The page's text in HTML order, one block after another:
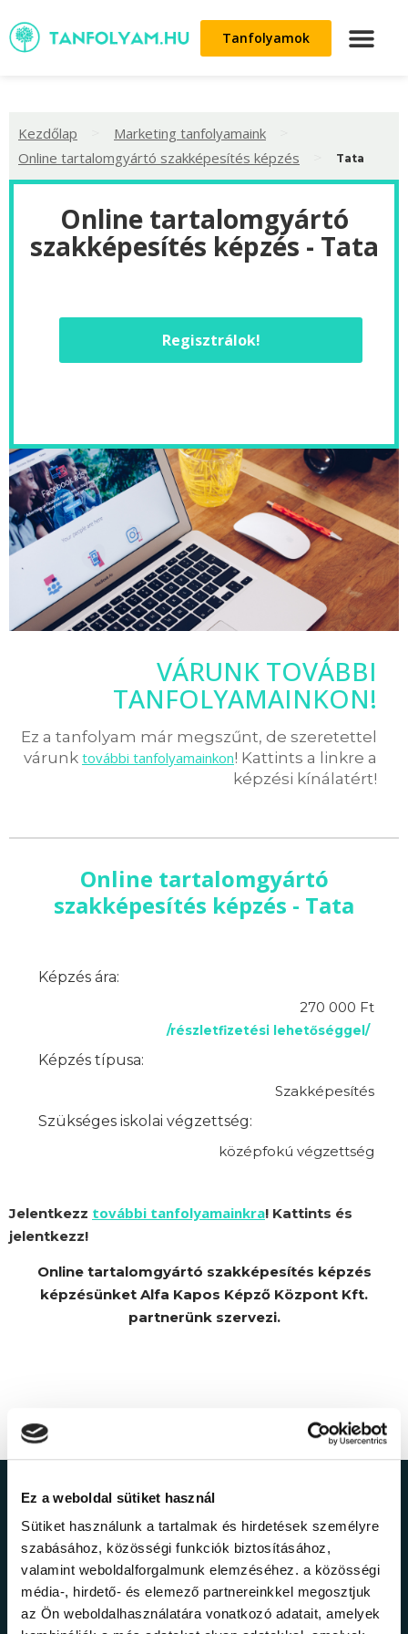
Ez a weboldal sütiket használ
Sütiket használunk a tartalmak és hirdetések személyre
szabásához, közösségi funkciók biztosításához,
valamint weboldalforgalmunk elemzéséhez. a közösségi
média-, hirdető- és elemező partnereinkkel megosztjuk
az Ön weboldalhasználatára vonatkozó adatait, amelyek
Tanfolyamok
Kezdőlap Marketing tanfolyamaink
Online tartalomgyártó szakképesítés képzés Tata
Online tartalomgyártó
szakképesítés képzés - Tata
Regisztrálok!
VÁRUNK TOVÁBBI
TANFOLYAMAINKON!
Ez a tanfolyam már megszűnt, de szeretettel
várunk további tanfolyamainkon! Kattints a linkre a
képzési kínálatért!
Online tartalomgyártó
szakképesítés képzés - Tata
Képzés ára:
270 000 Ft
/részletfizetési lehetőséggel/
Képzés típusa:
Szakképesítés
Szükséges iskolai végzettség:
középfokú végzettség
Jelentkezz további tanfolyamainkra! Kattints és
jelentkezz!
Online tartalomgyártó szakképesítés képzés
képzésünket Alfa Kapos Képző Központ Kft.
partnerünk szervezi.
Ne maradj le a
legfrissebb
információkról!